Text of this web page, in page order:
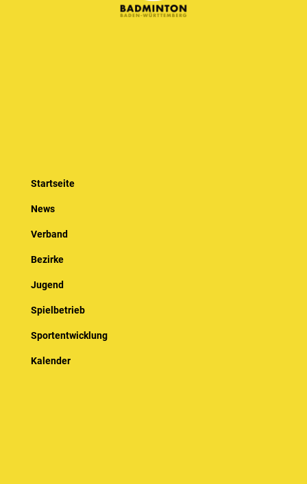
Startseite
News
Verband
Bezirke
Jugend
Spielbetrieb
Sportentwicklung
Kalender